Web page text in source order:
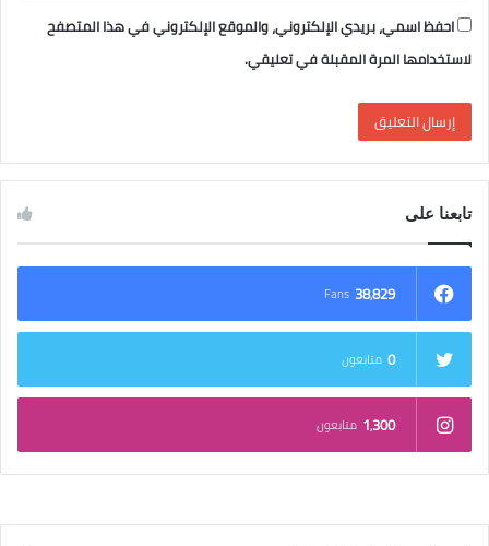
احفظ اسمي، بريدي الإلكتروني، والموقع الإلكتروني في هذا المتصفح
لاستخدامها المرة المقبلة في تعليقي.
تابعنا على
38٬829 Fans
0 متابعون
1٬300 متابعون